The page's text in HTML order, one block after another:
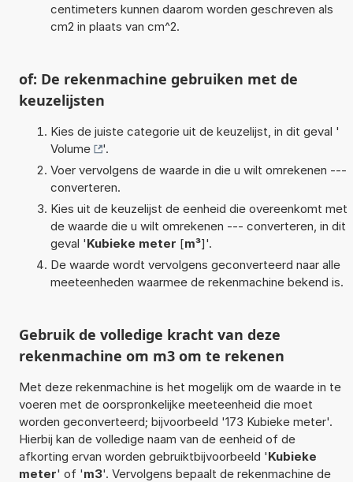
centimeters kunnen daarom worden geschreven als
cm2 in plaats van cm^2.
of: De rekenmachine gebruiken met de
keuzelijsten
Kies de juiste categorie uit de keuzelijst, in dit geval '
Volume
'.
Voer vervolgens de waarde in die u wilt omrekenen ---
converteren.
Kies uit de keuzelijst de eenheid die overeenkomt met
de waarde die u wilt omrekenen --- converteren, in dit
geval 'Kubieke meter [m³]'.
De waarde wordt vervolgens geconverteerd naar alle
meeteenheden waarmee de rekenmachine bekend is.
Gebruik de volledige kracht van deze
rekenmachine om m3 om te rekenen
Met deze rekenmachine is het mogelijk om de waarde in te
voeren met de oorspronkelijke meeteenheid die moet
worden geconverteerd; bijvoorbeeld '173 Kubieke meter'.
Hierbij kan de volledige naam van de eenheid of de
afkorting ervan worden gebruiktbijvoorbeeld 'Kubieke
meter' of 'm3'. Vervolgens bepaalt de rekenmachine de